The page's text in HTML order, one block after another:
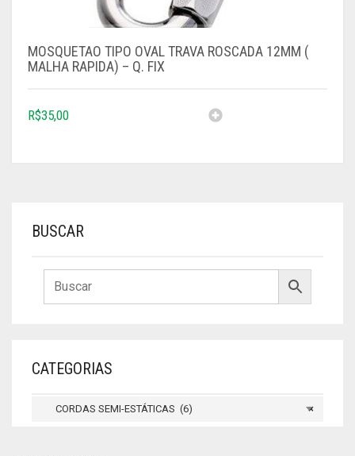
MOSQUETAO TIPO OVAL TRAVA ROSCADA 12MM (
MALHA RAPIDA) – Q. FIX
R$35,00
BUSCAR
CATEGORIAS
×
CORDAS SEMI-ESTÁTICAS (6)